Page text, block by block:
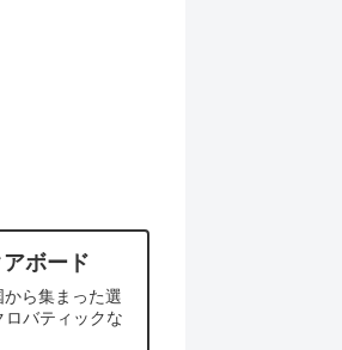
ボード
ら集まった選
バティックな